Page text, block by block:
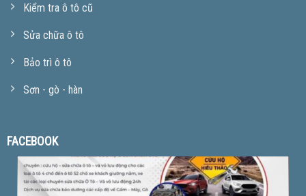
Kiểm tra ô tô cũ
Sửa chữa ô tô
Bảo trì ô tô
Sơn - gò - hàn
FACEBOOK